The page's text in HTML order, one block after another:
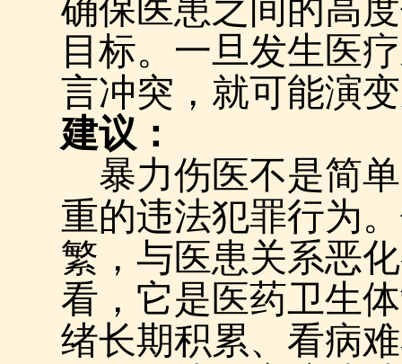
确保医患之间的高
目标。一旦发生医
言冲突，就可能演
建议：
暴力伤医不是简
重的违法犯罪行为
繁，与医患关系恶
看，它是医药卫生
绪长期积累、看病